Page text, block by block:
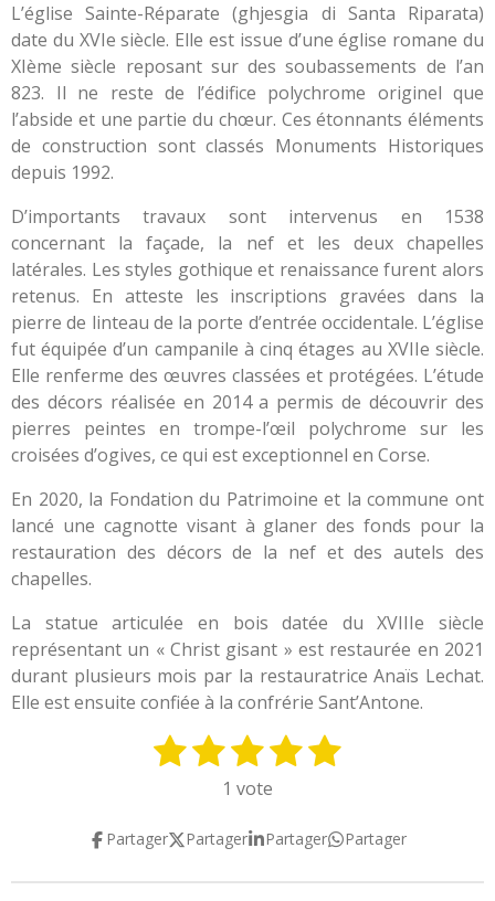
L’église Sainte-Réparate (ghjesgia di Santa Riparata)
date du XVIe siècle. Elle est issue d’une église romane du
XIème siècle reposant sur des soubassements de l’an
823. Il ne reste de l’édifice polychrome originel que
l’abside et une partie du chœur. Ces étonnants éléments
de construction sont classés Monuments Historiques
depuis 1992.
D’importants travaux sont intervenus en 1538
concernant la façade, la nef et les deux chapelles
latérales. Les styles gothique et renaissance furent alors
retenus. En atteste les inscriptions gravées dans la
pierre de linteau de la porte d’entrée occidentale. L’église
fut équipée d’un campanile à cinq étages au XVIIe siècle.
Elle renferme des œuvres classées et protégées. L’étude
des décors réalisée en 2014 a permis de découvrir des
pierres peintes en trompe-l’œil polychrome sur les
croisées d’ogives, ce qui est exceptionnel en Corse.
En 2020, la Fondation du Patrimoine et la commune ont
lancé une cagnotte visant à glaner des fonds pour la
restauration des décors de la nef et des autels des
chapelles.
La statue articulée en bois datée du XVIIIe siècle
représentant un « Christ gisant » est restaurée en 2021
durant plusieurs mois par la restauratrice Anaïs Lechat.
Elle est ensuite confiée à la confrérie Sant’Antone.
a
1
o
i
2
o
i
3
é
o
i
4
é
o
i
5
o
i
y
r
1 vote
Partager Partager Partager Partager